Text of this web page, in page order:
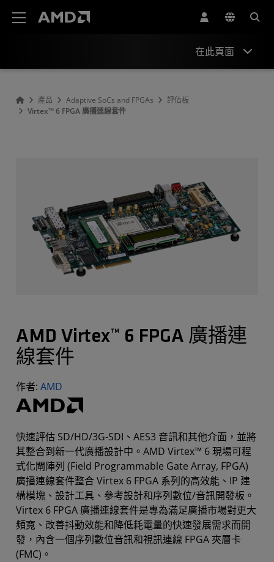
在此頁面
產品 Adaptive SoCs and FPGAs
評估板
Virtex™ 6 FPGA 廣播連線套件
AMD Virtex™ 6 FPGA 廣播連
線套件
作者: AMD
快速評估 SD/HD/3G-SDI、AES3 音訊和其他介面，並將
其整合到新一代廣播設計中。AMD Virtex™ 6 現場可程
式化閘陣列 (Field Programmable Gate Array, FPGA)
廣播連線套件整合 Virtex 6 FPGA 系列的高效能、IP 建
構模塊、設計工具、參考設計和序列數位/音訊開發板。
Virtex 6 FPGA 廣播連線套件是專為滿足廣播市場對更大
頻寬、改善抖動效能和降低耗電量的快速發展需求而開
發，內含一個序列數位音訊和視訊連線 FPGA 夾層卡
(FMC)。